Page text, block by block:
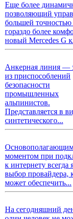
Еще более
позволяющий
большей точностью
гораздо более
новый Mercedes G
Анкерная линия —
из приспособлений
безопасности
промышленных
альпинистов.
Представляется в
синтетического...
моментом при
к интернету всегда
выбор провайдера,
может обеспечить...
На сегодняшний